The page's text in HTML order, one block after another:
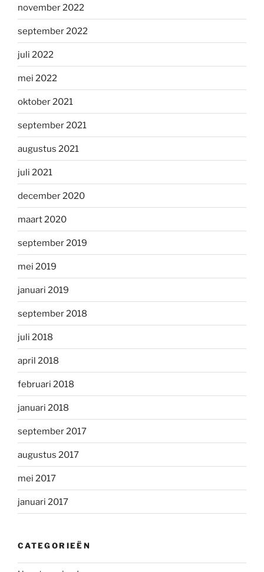
november 2022
september 2022
juli 2022
mei 2022
oktober 2021
september 2021
augustus 2021
juli 2021
december 2020
maart 2020
september 2019
mei 2019
januari 2019
september 2018
juli 2018
april 2018
februari 2018
januari 2018
september 2017
augustus 2017
mei 2017
januari 2017
CATEGORIEËN